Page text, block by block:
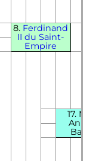
8. Ferdinand
II du Saint-
Empire
17.
Anne de
Bavière